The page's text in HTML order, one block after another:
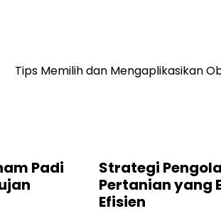
Tips Memilih dan Mengaplikasikan
Padi
Strategi
Pertanian yang
Efisien